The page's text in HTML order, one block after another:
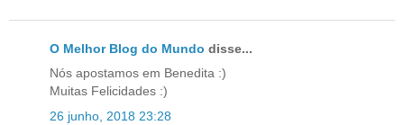
O Melhor Blog do Mundo disse...
Nós apostamos em Benedita :)
Muitas Felicidades :)
26 junho, 2018 23:28